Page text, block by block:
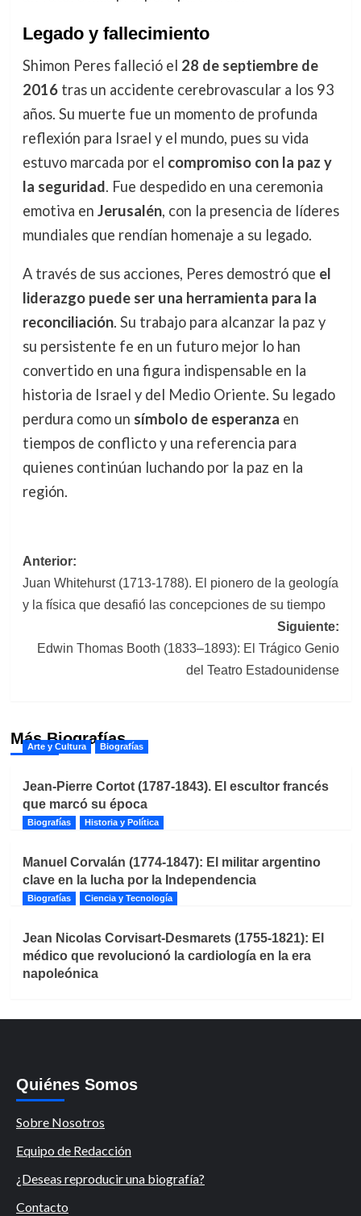
Legado y fallecimiento
Shimon Peres falleció el 28 de septiembre de
2016tras un accidente cerebrovascular a los 93
años. Su muerte fue un momento de profunda
reflexión para Israel y el mundo, pues su vida
estuvo marcada por el compromiso con la paz y
la seguridad. Fue despedido en una ceremonia
emotiva en Jerusalén, con la presencia de líderes
mundiales que rendían homenaje a su legado.
A través de sus acciones, Peres demostró que el
liderazgo puede ser una herramienta para la
reconciliación. Su trabajo para alcanzar la paz y
su persistente fe en un futuro mejor lo han
convertido en una figura indispensable en la
historia de Israel y del Medio Oriente. Su legado
perdura como un símbolo de esperanza en
tiempos de conflicto y una referencia para
quienes continúan luchando por la paz en la
región.
Navegación
de
entradas
Anterior:
Juan Whitehurst (1713-1788). El pionero de la geología
y la física que desafió las concepciones de su tiempo
Siguiente:
Edwin Thomas Booth (1833–1893): El Trágico Genio
del Teatro Estadounidense
Más Biografías
Arte y Cultura Biografías
Jean-Pierre Cortot (1787-1843). El escultor francés
que marcó su época
Biografías Historia y Política
Manuel Corvalán (1774-1847): El militar argentino
clave en la lucha por la Independencia
Biografías Ciencia y Tecnología
Jean Nicolas Corvisart-Desmarets (1755-1821): El
médico que revolucionó la cardiología en la era
napoleónica
Quiénes Somos
Sobre Nosotros
Equipo de Redacción
¿Deseas reproducir una biografía?
Contacto